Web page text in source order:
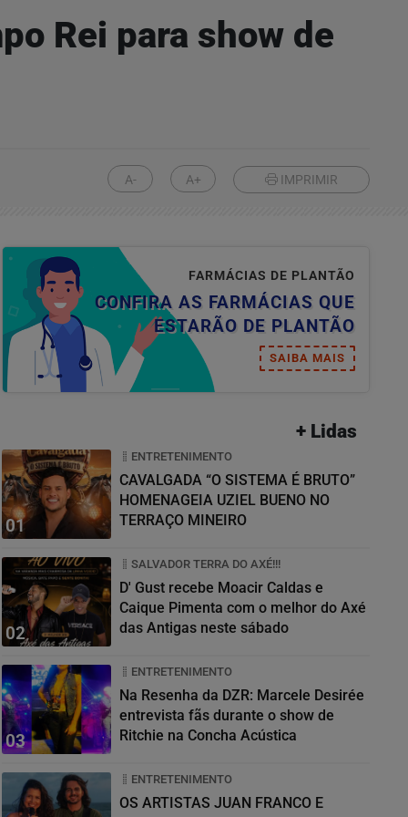
Rei para show de
A- A+ IMPRIMIR
FARMÁCIAS DE PLANTÃO
CONFIRA AS FARMÁCIAS QUE
ESTARÃO DE PLANTÃO
SAIBA MAIS
+ Lidas
01
ENTRETENIMENTO
CAVALGADA “O SISTEMA É BRUTO”
HOMENAGEIA UZIEL BUENO NO
TERRAÇO MINEIRO
02
SALVADOR TERRA DO AXÉ!!!
D' Gust recebe Moacir Caldas e
Caique Pimenta com o melhor do Axé
das Antigas neste sábado
03
ENTRETENIMENTO
Na Resenha da DZR: Marcele Desirée
entrevista fãs durante o show de
Ritchie na Concha Acústica
ENTRETENIMENTO
OS ARTISTAS JUAN FRANCO E